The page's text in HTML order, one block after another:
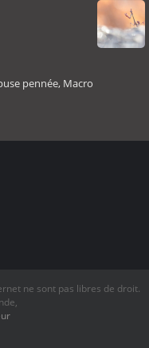
pennée, Macro
ne sont pas libres de droit.